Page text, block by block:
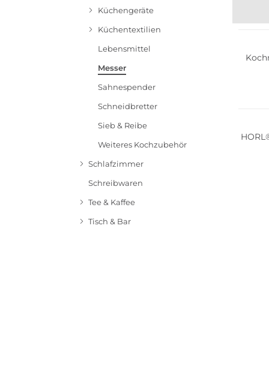
Küchengeräte
Küchentextilien
Lebensmittel
Messer
Sahnespender
Schneidbretter
Sieb & Reibe
Weiteres Kochzubehör
Schlafzimmer
Schreibwaren
Tee & Kaffee
Tisch & Bar